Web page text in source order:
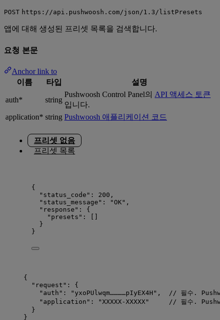
POST https://api.pushwoosh.com/json/1.3/listPresets
앱에 대해 생성된 프리셋 목록을 검색합니다.
요청 본문
Anchor link to
이름
타입 설명
auth* string
Pushwoosh Control Panel의 API 액세스 토큰
입니다.
application* string Pushwoosh 애플리케이션 코드
프리셋 없음
프리셋 목록
{
"status_code" : 200 ,
"status_message" : "OK" ,
"response" : {
"presets" : []
}
}
{
"request" : {
"auth" : " yxoPUlwqm…………pIyEX4H " ,
// 필수.
"application" : " XXXXX-XXXXX"
// 필수.
}
}